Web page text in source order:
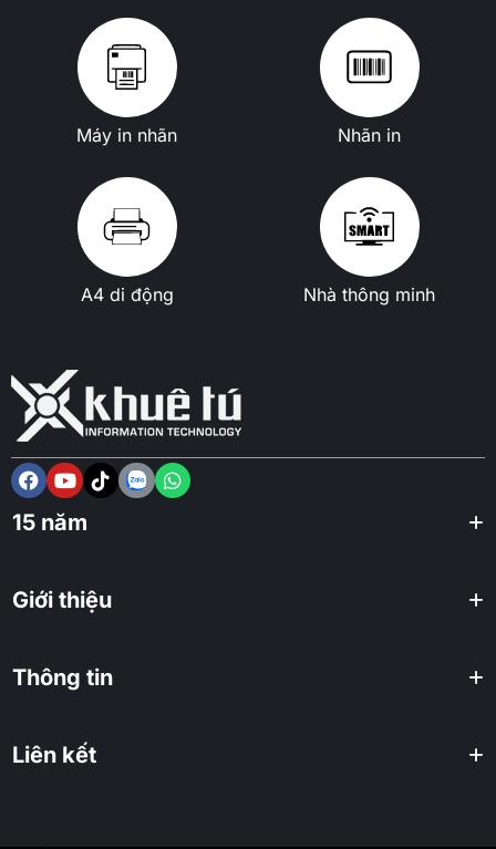
Máy in nhãn Nhãn in
A4 di động Nhà thông minh
15 năm
Giới thiệu
Thông tin
Liên kết